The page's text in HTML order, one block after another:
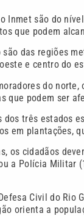
Inmet são do
que podem
das regiões
e centro do
do
que podem ser
dos três estados
em plantações,
os cidadãos
a Polícia Militar
Civil do Rio
orienta a